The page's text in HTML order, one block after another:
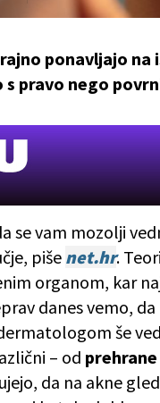
ponavljajo
pravo nego
se vam mozolji
piše net.hr.
organom, kar
danes vemo,
še
– od
da na akne